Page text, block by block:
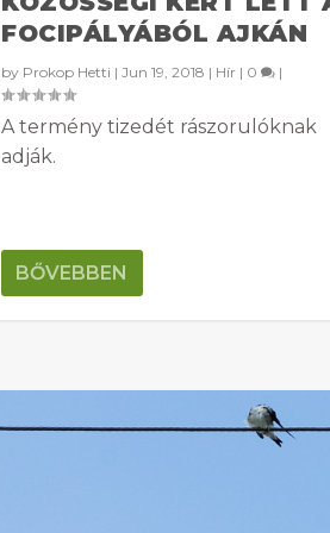
FOCIPÁLYÁBÓL AJKÁN
by Prokop Hetti | Jun 19, 2018 | Hír | 0 |
A termény tizedét rászorulóknak
adják.
BŐVEBBEN